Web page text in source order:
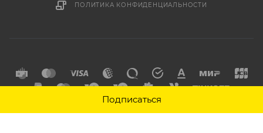
Подписаться
ПОЛИТИКА КОНФИДЕНЦИАЛЬНОСТИ
2026 © Интернет-магазин товаров для хобби Арма